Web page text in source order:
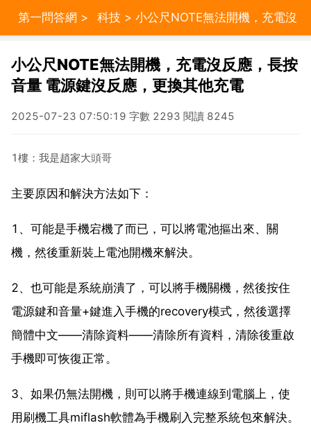
第一問答網 > 科技 > 小公尺NOTE無法開機，充電沒
反應，長按音量 電源鍵沒反應，更換其他充電
小公尺NOTE無法開機，充電沒反應，長按
音量 電源鍵沒反應，更換其他充電
2025-07-23 07:50:19 字數 2293 閱讀 8245
1樓：我是趙家大頭哥
主要原因和解決方法如下：
1、可能是手機宕機了而已，可以將電池摳出來、關
機，然後重新裝上電池開機來解決。
2、也可能是系統崩潰了，可以將手機關機，然後按住
電源鍵和音量+鍵進入手機的recovery模式，然後選擇
簡體中文——清除資料——清除所有資料，清除後重啟
手機即可恢復正常。
3、如果仍無法開機，則可以將手機連線到電腦上，使
用刷機工具miflash軟體為手機刷入完整系統包來解決。